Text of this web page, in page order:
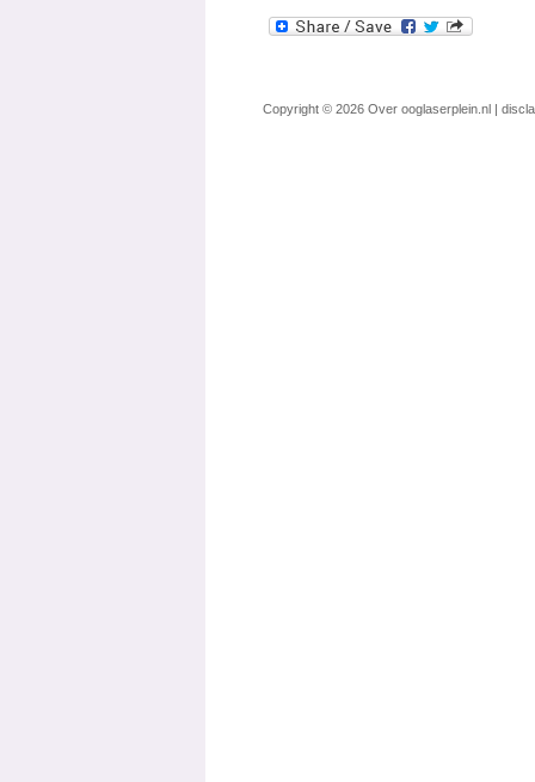
Copyright © 2026 Over ooglaserplein.nl |